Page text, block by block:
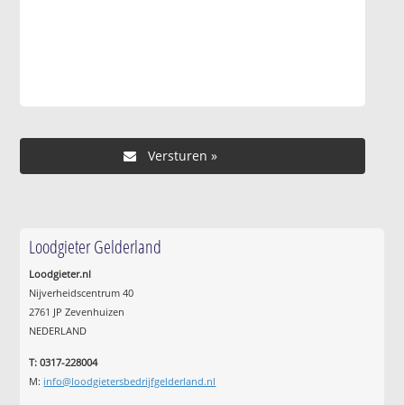
Loodgieter Gelderland
Loodgieter.nl
Nijverheidscentrum 40
2761 JP Zevenhuizen
NEDERLAND
T: 0317-228004
M: info@loodgietersbedrijfgelderland.nl